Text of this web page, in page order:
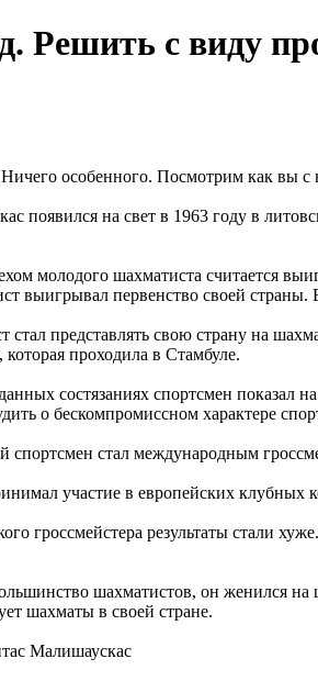
Решить с виду
Ничего особенного. Посмотрим как вы
появился на свет в 1963 году в
молодого шахматиста считается
выигрывал первенство своей
стал представлять свою страну на
проходила в Стамбуле.
состязаниях спортсмен
о бескомпромиссном характере
спортсмен стал международным
участие в европейских клубных
гроссмейстера результаты стали
шахматистов, он женился на
шахматы в своей стране.